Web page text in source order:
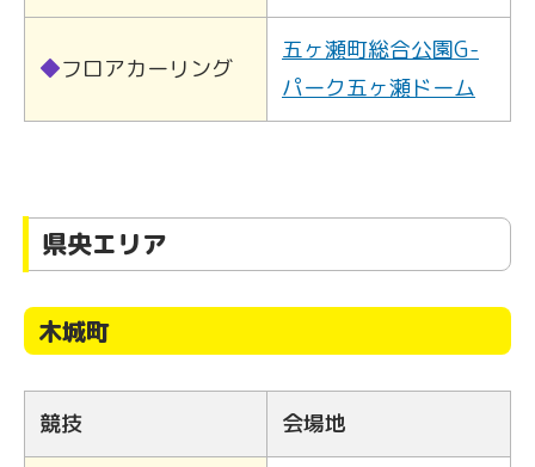
◆フロアカーリング
五ヶ瀬町総合公園G-
パーク五ヶ瀬ドーム
県央エリア
木城町
競技 会場地